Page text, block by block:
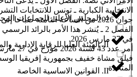
4. المجلس الأعلى للجماعات المحلية
II. الهيئة العليا للرقابة الإدارية والمالية
II. القوانين الاساسية الخاصة
جوان 2026 من الساعة الثامنة
الفصل 2 ـ يُنشر هذا الأمر بالرائد
في 27 مارس 2026.
فيلق مشاة خفيف بجمهورية إفريقيا
المتحدة